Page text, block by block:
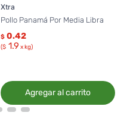
Xtra
Pollo Panamá Por Media Libra
$ 0.42
($ 1.9 x kg)
Agregar al carrito